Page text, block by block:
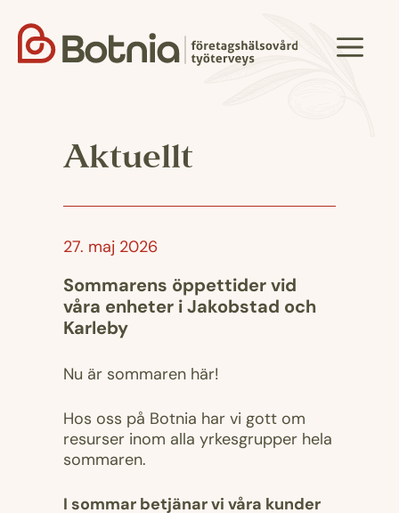
innehåll
Meny
Aktuellt
27. maj 2026
Sommarens öppettider vid
våra enheter i Jakobstad och
Karleby
Nu är sommaren här!
Hos oss på Botnia har vi gott om
resurser inom alla yrkesgrupper hela
sommaren.
I sommar betjänar vi våra kunder